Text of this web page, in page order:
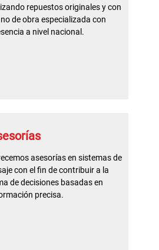
repuestos originales y con
de obra especializada con
a nivel nacional.
asesorías en sistemas de
con el fin de contribuir a la
de decisiones basadas en
precisa.